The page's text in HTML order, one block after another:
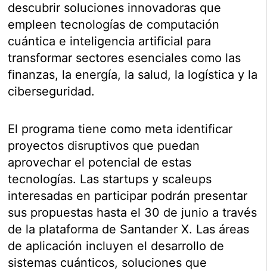
descubrir soluciones innovadoras que
empleen tecnologías de computación
cuántica e inteligencia artificial para
transformar sectores esenciales como las
finanzas, la energía, la salud, la logística y la
ciberseguridad.
El programa tiene como meta identificar
proyectos disruptivos que puedan
aprovechar el potencial de estas
tecnologías. Las startups y scaleups
interesadas en participar podrán presentar
sus propuestas hasta el 30 de junio a través
de la plataforma de Santander X. Las áreas
de aplicación incluyen el desarrollo de
sistemas cuánticos, soluciones que